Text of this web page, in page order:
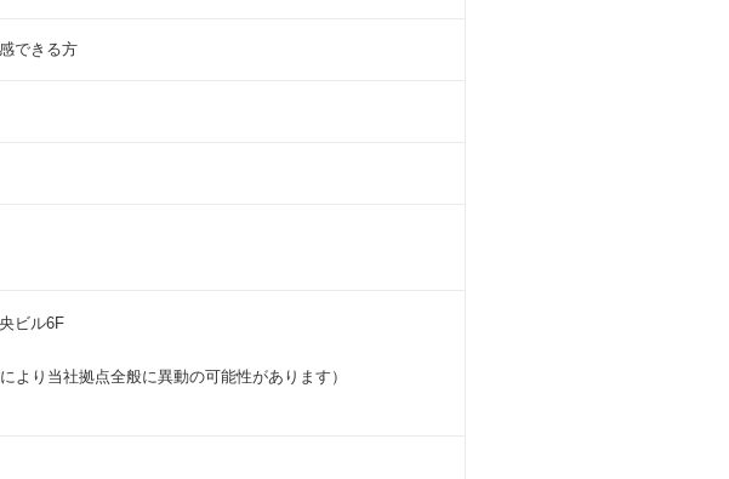
できる方
ビル6F
り当社拠点全般に異動の可能性があります）